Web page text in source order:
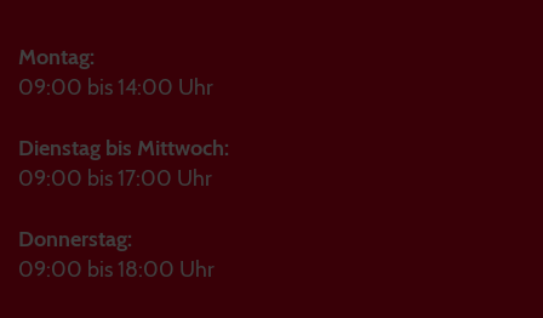
Montag:
09:00 bis 14:00 Uhr
Dienstag bis Mittwoch:
09:00 bis 17:00 Uhr
Donnerstag:
09:00 bis 18:00 Uhr